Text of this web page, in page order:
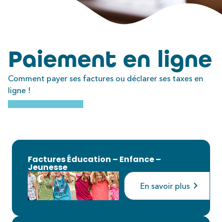
Paiement en ligne
Comment payer ses factures ou déclarer ses taxes en
ligne !
Factures Éducation – Enfance –
Jeunesse
En savoir plus chevron_right